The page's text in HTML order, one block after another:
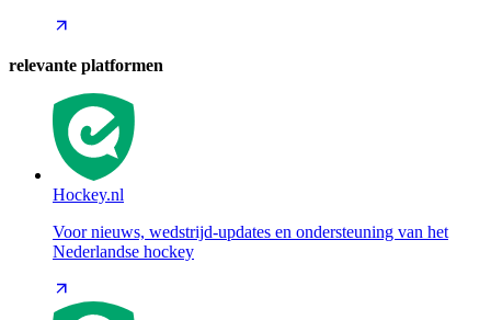
relevante platformen
Hockey.nl
Voor nieuws, wedstrijd-updates en ondersteuning van het
Nederlandse hockey